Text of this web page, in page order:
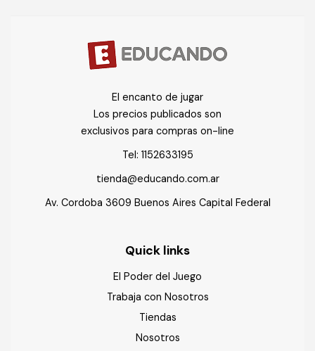
El encanto de jugar
Los precios publicados son
exclusivos para compras on-line
Tel: 1152633195
tienda@educando.com.ar
Av. Cordoba 3609 Buenos Aires Capital Federal
Quick links
El Poder del Juego
Trabaja con Nosotros
Tiendas
Nosotros